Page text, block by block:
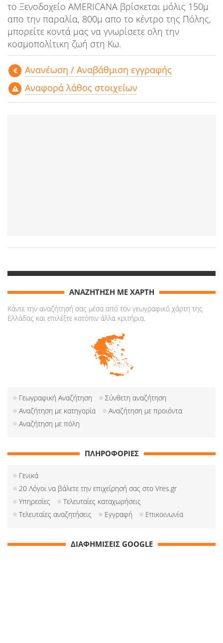
το Ξενοδοχείο AMERICANA βρίσκεται μόλις 150μ
απο την παραλία, 800μ απο το κέντρο της Πόλης,
μπορείτε κοντά μας να γνωρίσετε ολη την
κοσμοπολίτικη ζωή στη Κω.
Aνανέωση / Αναβάθμιση εγγραφής
Αναφορά λάθος στοιχείων
ΑΝΑΖΗΤΗΣΗ ΜΕ ΧΑΡΤΗ
Κάντε την αναζήτησή σας μέσα από τον γεωγραφικό χάρτη της
Ελλάδας και επιλέξτε κατόπιν άλλα κριτήρια.
Γεωγραφική Αναζήτηση
Σύνθετη αναζήτηση
Αναζήτηση με κατηγορία
Αναζήτηση με προιόντα
Αναζήτηση με πόλη
ΠΛΗΡΟΦΟΡΙΕΣ
Γενικά
20 Λόγοι να βάλετε την επιχείρησή σας στο Vres.gr
Υπηρεσίες
Τελευταίες καταχωρήσεις
Τελευταίες αναζητήσεις
Εγγραφή Επικοινωνία
ΔΙΑΦΗΜΙΣΕΙΣ GOOGLE